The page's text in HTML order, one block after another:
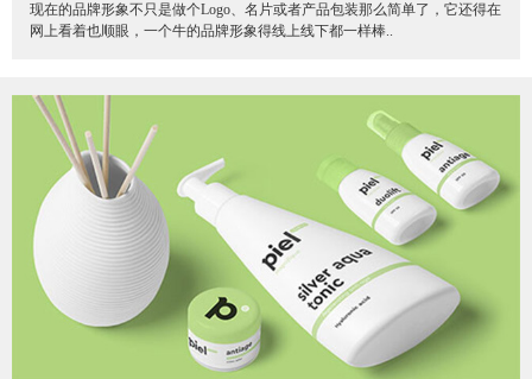
现在的品牌形象不只是做个Logo、名片或者产品包装那么简单了，它还得在
网上看着也顺眼，一个牛的品牌形象得线上线下都一样棒..